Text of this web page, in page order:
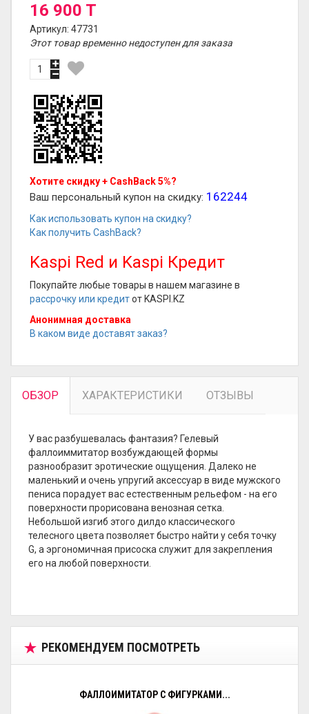
16 900 T
Артикул: 47731
Этот товар временно недоступен для заказа
Хотите скидку + CashBack 5%?
Ваш персональный купон на скидку: 162244
Как использовать купон на скидку?
Как получить CashBack?
Kaspi Red и Kaspi Кредит
Покупайте любые товары в нашем магазине в
рассрочку или кредитот KASPI.KZ
Анонимная доставка
В каком виде доставят заказ?
ОБЗОР ХАРАКТЕРИСТИКИ ОТЗЫВЫ
У вас разбушевалась фантазия? Гелевый
фаллоиммитатор возбуждающей формы
разнообразит эротические ощущения. Далеко не
маленький и очень упругий аксессуар в виде мужского
пениса порадует вас естественным рельефом - на его
поверхности прорисована венозная сетка.
Небольшой изгиб этого дилдо классического
телесного цвета позволяет быстро найти у себя точку
G, а эргономичная присоска служит для закрепления
его на любой поверхности.
РЕКОМЕНДУЕМ ПОСМОТРЕТЬ
ФАЛЛОИМИТАТОР С ФИГУРКАМИ...